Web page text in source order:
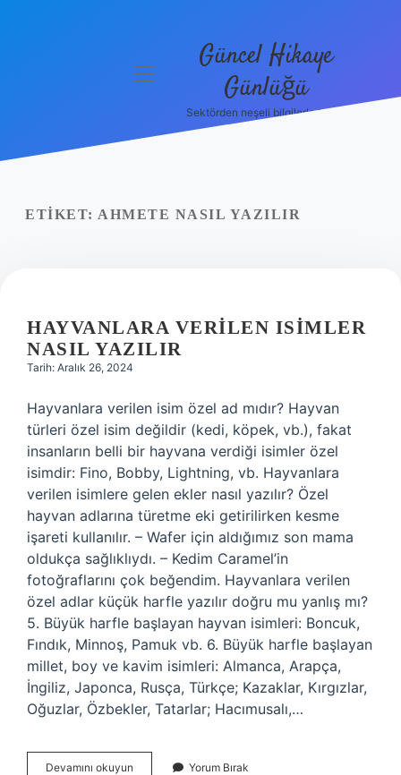
menüyü
Güncel Hikaye
Günlüğü
Sektörden neşeli bilgilerle tanış!
ETIKET: AHMETE NASIL YAZILIR
HAYVANLARA VERILEN ISIMLER
NASIL YAZILIR
Tarih: Aralık 26, 2024
Hayvanlara verilen isim özel ad mıdır? Hayvan
türleri özel isim değildir (kedi, köpek, vb.), fakat
insanların belli bir hayvana verdiği isimler özel
isimdir: Fino, Bobby, Lightning, vb. Hayvanlara
verilen isimlere gelen ekler nasıl yazılır? Özel
hayvan adlarına türetme eki getirilirken kesme
işareti kullanılır. – Wafer için aldığımız son mama
oldukça sağlıklıydı. – Kedim Caramel’in
fotoğraflarını çok beğendim. Hayvanlara verilen
özel adlar küçük harfle yazılır doğru mu yanlış mı?
5. Büyük harfle başlayan hayvan isimleri: Boncuk,
Fındık, Minnoş, Pamuk vb. 6. Büyük harfle başlayan
millet, boy ve kavim isimleri: Almanca, Arapça,
İngiliz, Japonca, Rusça, Türkçe; Kazaklar, Kırgızlar,
Oğuzlar, Özbekler, Tatarlar; Hacımusalı,…
Devamını okuyun HayvanlaraYorum Bırak